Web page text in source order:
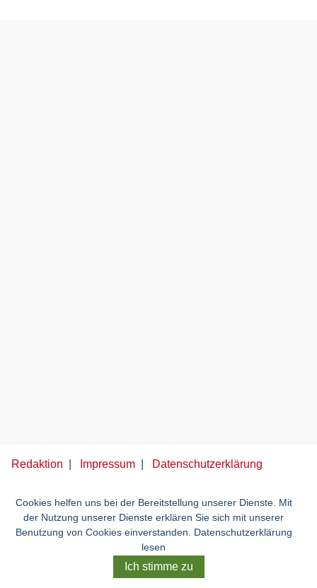
Redaktion Impressum Datenschutzerklärung
Cookies helfen uns bei der Bereitstellung unserer Dienste. Mit
der Nutzung unserer Dienste erklären Sie sich mit unserer
Benutzung von Cookies einverstanden. Datenschutzerklärung
lesen
Ich stimme zu